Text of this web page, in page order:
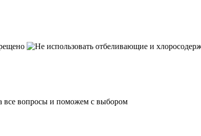
все вопросы и поможем с выбором